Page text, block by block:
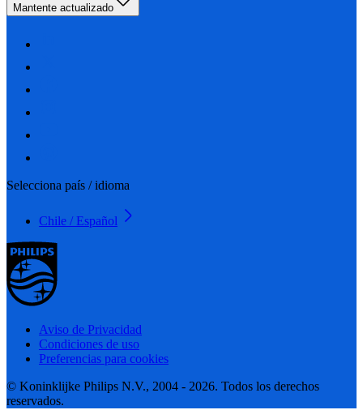
Mantente actualizado
Selecciona país / idioma
Chile / Español
Aviso de Privacidad
Condiciones de uso
Preferencias para cookies
© Koninklijke Philips N.V., 2004 - 2026. Todos los derechos
reservados.